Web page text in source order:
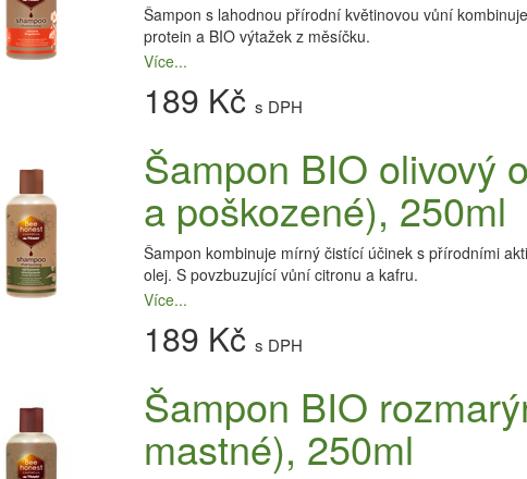
Šampon s lahodnou přírodní květinovou vůní
protein a BIO výtažek z měsíčku.
Více...
189 Kč s DPH
Šampon BIO olivový
a poškozené), 250ml
Šampon kombinuje mírný čistící účinek s přírodními
olej. S povzbuzující vůní citronu a kafru.
Více...
189 Kč s DPH
Šampon BIO
mastné), 250ml